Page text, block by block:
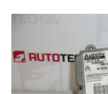
Kuljetus
Maailmanlaajuinen toimitus